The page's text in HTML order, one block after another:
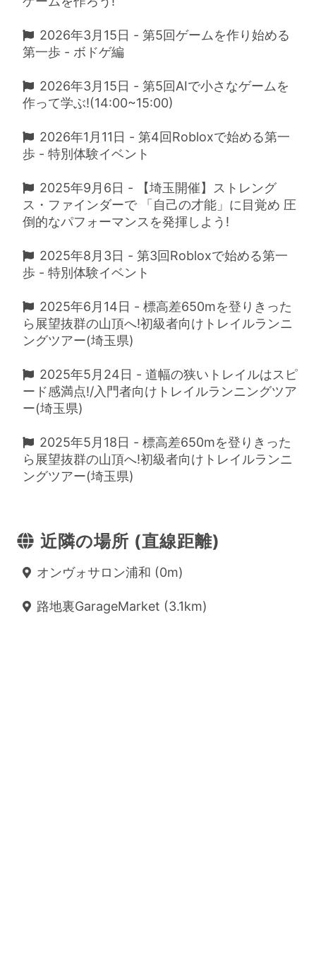
2026年3月15日 - 第5回ゲームを作り始める
第一歩 - ボドゲ編
2026年3月15日 - 第5回AIで小さなゲームを
作って学ぶ!(14:00~15:00)
2026年1月11日 - 第4回Robloxで始める第一
歩 - 特別体験イベント
2025年9月6日 - 【埼玉開催】ストレング
ス・ファインダーで 「自己の才能」に目覚め 圧
倒的なパフォーマンスを発揮しよう!
2025年8月3日 - 第3回Robloxで始める第一
歩 - 特別体験イベント
2025年6月14日 - 標高差650mを登りきった
ら展望抜群の山頂へ!初級者向けトレイルランニ
ングツアー(埼玉県)
2025年5月24日 - 道幅の狭いトレイルはスピ
ード感満点!/入門者向けトレイルランニングツア
ー(埼玉県)
2025年5月18日 - 標高差650mを登りきった
ら展望抜群の山頂へ!初級者向けトレイルランニ
ングツアー(埼玉県)
近隣の場所 (直線距離)
オンヴォサロン浦和 (0m)
路地裏GarageMarket (3.1km)